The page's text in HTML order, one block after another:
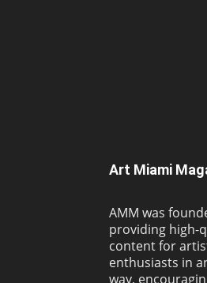
Art Miami
AMM was
providing high-
content for
enthusiasts in
way,